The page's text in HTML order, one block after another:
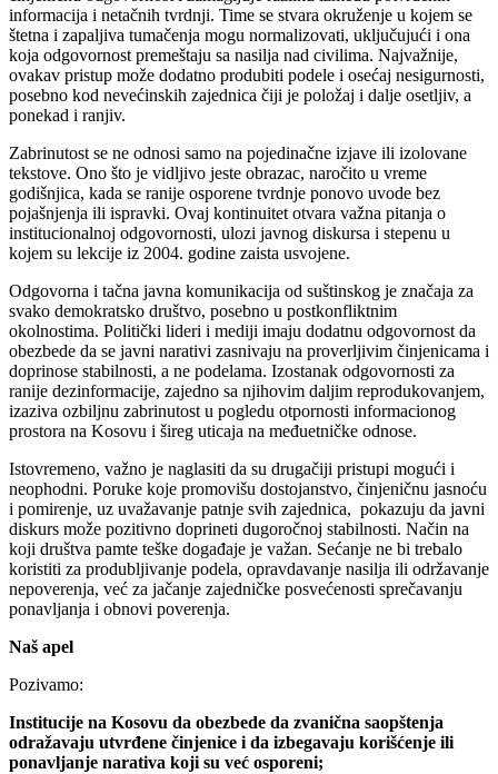
informacija i netačnih tvrdnji. Time se stvara okruženje u kojem se
štetna i zapaljiva tumačenja mogu normalizovati, uključujući i ona
koja odgovornost premeštaju sa nasilja nad civilima. Najvažnije,
ovakav pristup može dodatno produbiti podele i osećaj nesigurnosti,
posebno kod nevećinskih zajednica čiji je položaj i dalje osetljiv, a
ponekad i ranjiv.
Zabrinutost se ne odnosi samo na pojedinačne izjave ili izolovane
tekstove. Ono što je vidljivo jeste obrazac, naročito u vreme
godišnjica, kada se ranije osporene tvrdnje ponovo uvode bez
pojašnjenja ili ispravki. Ovaj kontinuitet otvara važna pitanja o
institucionalnoj odgovornosti, ulozi javnog diskursa i stepenu u
kojem su lekcije iz 2004. godine zaista usvojene.
Odgovorna i tačna javna komunikacija od suštinskog je značaja za
svako demokratsko društvo, posebno u postkonfliktnim
okolnostima. Politički lideri i mediji imaju dodatnu odgovornost da
obezbede da se javni narativi zasnivaju na proverljivim činjenicama i
doprinose stabilnosti, a ne podelama. Izostanak odgovornosti za
ranije dezinformacije, zajedno sa njihovim daljim reprodukovanjem,
izaziva ozbiljnu zabrinutost u pogledu otpornosti informacionog
prostora na Kosovu i šireg uticaja na međuetničke odnose.
Istovremeno, važno je naglasiti da su drugačiji pristupi mogući i
neophodni. Poruke koje promovišu dostojanstvo, činjeničnu jasnoću
i pomirenje, uz uvažavanje patnje svih zajednica, pokazuju da javni
diskurs može pozitivno doprineti dugoročnoj stabilnosti. Način na
koji društva pamte teške događaje je važan. Sećanje ne bi trebalo
koristiti za produbljivanje podela, opravdavanje nasilja ili održavanje
nepoverenja, već za jačanje zajedničke posvećenosti sprečavanju
ponavljanja i obnovi poverenja.
Naš apel
Pozivamo:
Institucije na Kosovu da obezbede da zvanična saopštenja
odražavaju utvrđene činjenice i da izbegavaju korišćenje ili
ponavljanje narativa koji su već osporeni;